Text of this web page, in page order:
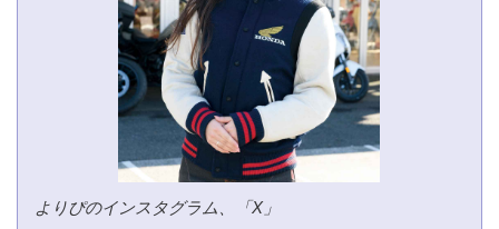
よりぴのインスタグラム 「X」